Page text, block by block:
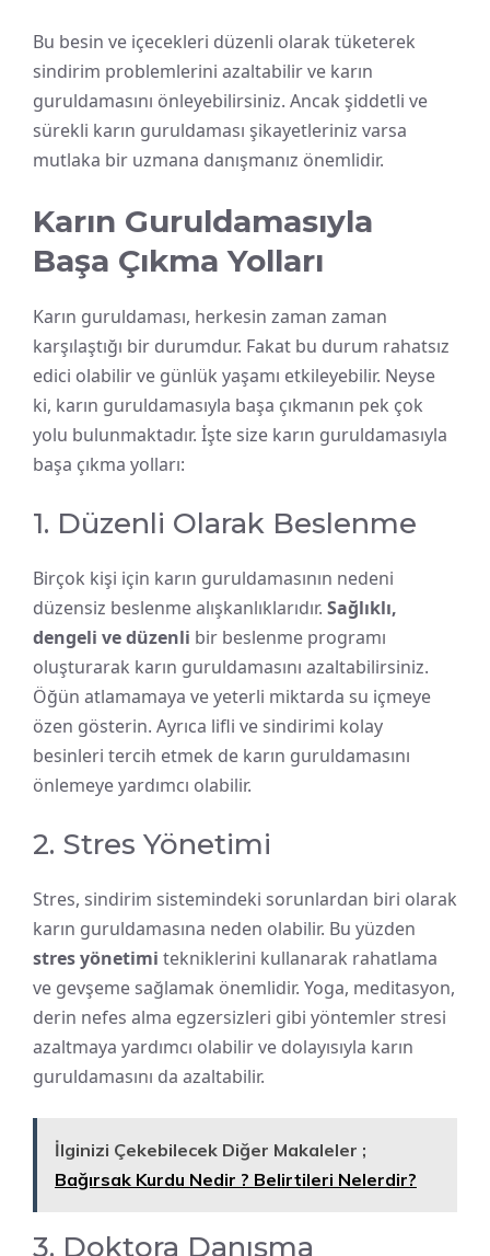
Bu besin ve içecekleri düzenli olarak tüketerek
sindirim problemlerini azaltabilir ve karın
guruldamasını önleyebilirsiniz. Ancak şiddetli ve
sürekli karın guruldaması şikayetleriniz varsa
mutlaka bir uzmana danışmanız önemlidir.
Karın Guruldamasıyla
Başa Çıkma Yolları
Karın guruldaması, herkesin zaman zaman
karşılaştığı bir durumdur. Fakat bu durum rahatsız
edici olabilir ve günlük yaşamı etkileyebilir. Neyse
ki, karın guruldamasıyla başa çıkmanın pek çok
yolu bulunmaktadır. İşte size karın guruldamasıyla
başa çıkma yolları:
1. Düzenli Olarak Beslenme
Birçok kişi için karın guruldamasının nedeni
düzensiz beslenme alışkanlıklarıdır. Sağlıklı,
dengeli ve düzenli bir beslenme programı
oluşturarak karın guruldamasını azaltabilirsiniz.
Öğün atlamamaya ve yeterli miktarda su içmeye
özen gösterin. Ayrıca lifli ve sindirimi kolay
besinleri tercih etmek de karın guruldamasını
önlemeye yardımcı olabilir.
2. Stres Yönetimi
Stres, sindirim sistemindeki sorunlardan biri olarak
karın guruldamasına neden olabilir. Bu yüzden
stres yönetimi tekniklerini kullanarak rahatlama
ve gevşeme sağlamak önemlidir. Yoga, meditasyon,
derin nefes alma egzersizleri gibi yöntemler stresi
azaltmaya yardımcı olabilir ve dolayısıyla karın
guruldamasını da azaltabilir.
İlginizi Çekebilecek Diğer Makaleler ;
Bağırsak Kurdu Nedir ? Belirtileri Nelerdir?
3. Doktora Danışma